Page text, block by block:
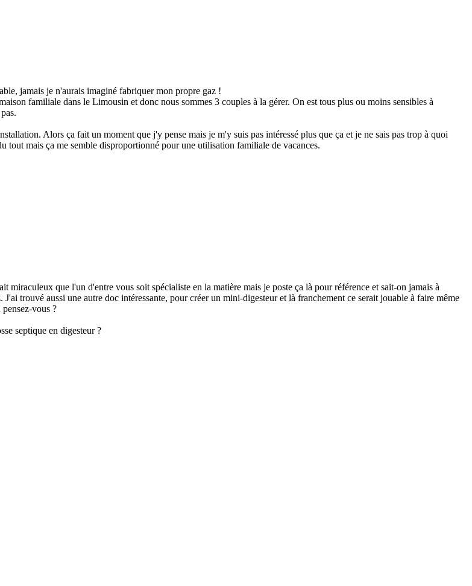
jamais je n'aurais imaginé fabriquer mon propre gaz !
familiale dans le Limousin et donc nous sommes 3 couples à la gérer. On est tous plus ou moins sensibles à
Alors ça fait un moment que j'y pense mais je m'y suis pas intéressé plus que ça et je ne sais pas trop à quoi
mais ça me semble disproportionné pour une utilisation familiale de vacances.
miraculeux que l'un d'entre vous soit spécialiste en la matière mais je poste ça là pour référence et sait-on jamais à
trouvé aussi une autre doc intéressante, pour créer un mini-digesteur et là franchement ce serait jouable à faire même
vous ?
septique en digesteur ?